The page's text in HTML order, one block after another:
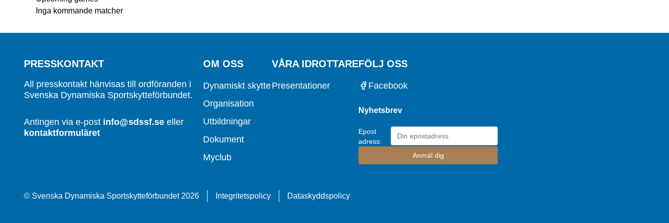
Inga kommande matcher
PRESSKONTAKT
All presskontakt hänvisas till ordföranden i
Svenska Dynamiska Sportskytteförbundet.
Antingen via e-post info@sdssf.se eller
kontaktformuläret
OM OSS
Dynamiskt skytte
Organisation
Utbildningar
Dokument
Myclub
VÅRA IDROTTARE
Presentationer
FÖLJ OSS
Facebook
Nyhetsbrev
Epost
adress:
© Svenska Dynamiska Sportskytteförbundet 2026 Integritetspolicy Dataskyddspolicy